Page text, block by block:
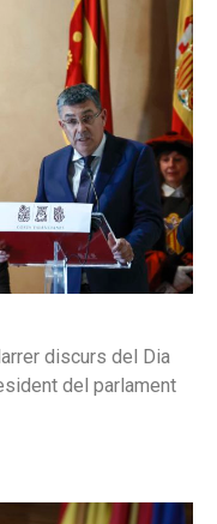
discurs del Dia
del parlament